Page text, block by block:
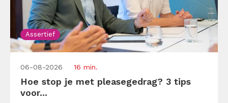
Assertief
06-08-2026 16 min.
Hoe stop je met pleasegedrag? 3 tips
voor...